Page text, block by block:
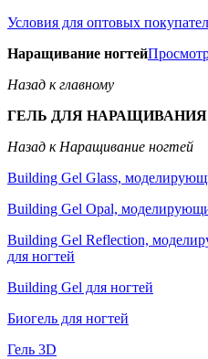
Условия для оптовых
Наращивание ногтей
Назад к главному
ГЕЛЬ ДЛЯ
Назад к Наращивание ногтей
Building Gel Glass,
Building Gel Opal,
Building Gel Reflection,
для ногтей
Building Gel для ногтей
Биогель для ногтей
Гель 3D